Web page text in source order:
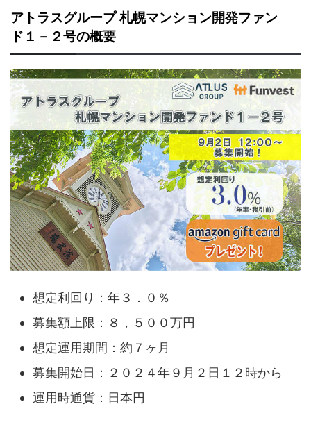
アトラスグループ 札幌マンション開発ファン
ド１－２号の概要
想定利回り：年３．０％
募集額上限：８，５００万円
想定運用期間：約７ヶ月
募集開始日：２０２４年９月２日１２時から
運用時通貨：日本円